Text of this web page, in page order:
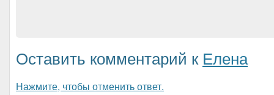
Оставить комментарий к Елена
Нажмите, чтобы отменить ответ.